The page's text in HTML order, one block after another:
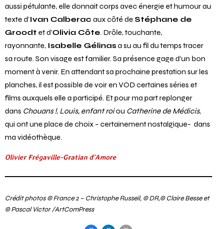
aussi pétulante, elle donnait corps avec énergie et humour au
texte d’Ivan Calberac aux côté de Stéphane de
Groodt et d’Olivia Côte. Drôle, touchante,
rayonnante, Isabelle Gélinasa su au fil du temps tracer
sa route. Son visage est familier. Sa présence gage d’un bon
moment à venir. En attendant sa prochaine prestation sur les
planches, il est possible de voir en VOD certaines séries et
films auxquels elle a participé. Et pour ma part replonger
dans Chouans !, Louis, enfant roiou Catherine de Médicis,
qui ont une place de choix – certainement nostalgique- dans
ma vidéothèque.
Olivier Frégaville-Gratian d’Amore
Crédit photos © France 2 – Christophe Russeil, © DR,© Claire Besse et
© Pascal Victor /ArtComPress